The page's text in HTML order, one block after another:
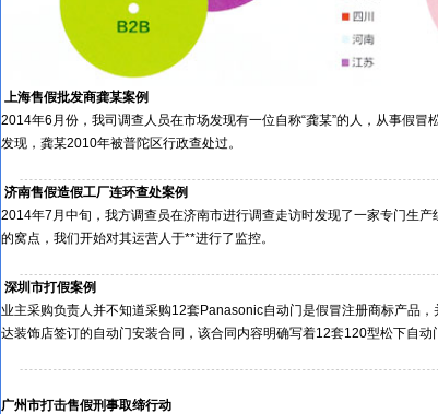
上海售假批发商龚某案例
2014年6月份，我司调查人员在市场发现有一位自称“龚某”的人，从事假冒
发现，龚某2010年被普陀区行政查处过。
济南售假造假工厂连环查处案例
2014年7月中旬，我方调查员在济南市进行调查走访时发现了一家专门生产
的窝点，我们开始对其运营人于**进行了监控。
深圳市打假案例
业主采购负责人并不知道采购12套Panasonic自动门是假冒注册商标产品
达装饰店签订的自动门安装合同，该合同内容明确写着12套120型松下自动
广州市打击售假刑事取缔行动